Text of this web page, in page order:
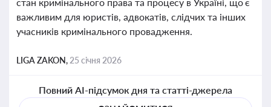
важливим для юристів, адвокатів, слідчих та інших
учасників кримінального провадження.
LIGA ZAKON, 25 січня 2026
Повний AI-підсумок дня та статті-джерела